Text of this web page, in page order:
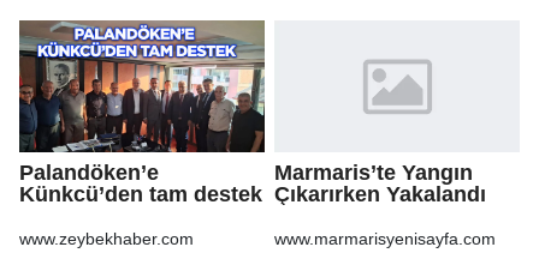
Palandöken’e
Künkcü’den tam destek
www.zeybekhaber.com
Marmaris’te Yangın
Çıkarırken Yakalandı
www.marmarisyenisayfa.com